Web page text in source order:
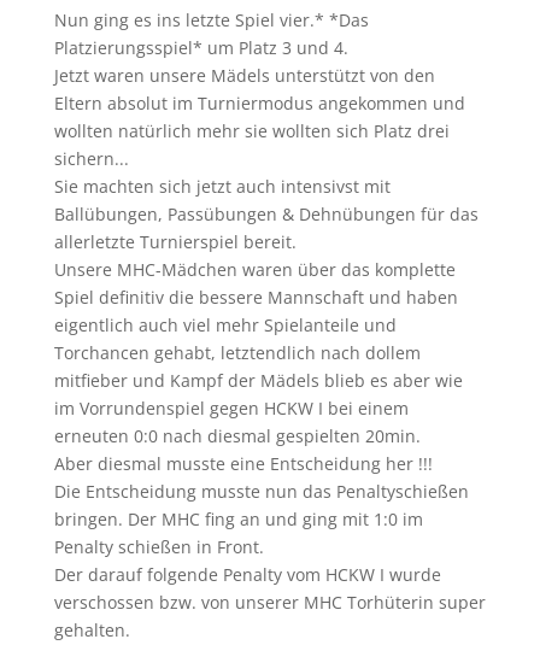
Nun ging es ins letzte Spiel vier.* *Das
Platzierungsspiel* um Platz 3 und 4.
Jetzt waren unsere Mädels unterstützt von den
Eltern absolut im Turniermodus angekommen und
wollten natürlich mehr sie wollten sich Platz drei
sichern...
Sie machten sich jetzt auch intensivst mit
Ballübungen, Passübungen & Dehnübungen für das
allerletzte Turnierspiel bereit.
Unsere MHC-Mädchen waren über das komplette
Spiel definitiv die bessere Mannschaft und haben
eigentlich auch viel mehr Spielanteile und
Torchancen gehabt, letztendlich nach dollem
mitfieber und Kampf der Mädels blieb es aber wie
im Vorrundenspiel gegen HCKW I bei einem
erneuten 0:0 nach diesmal gespielten 20min.
Aber diesmal musste eine Entscheidung her !!!
Die Entscheidung musste nun das Penaltyschießen
bringen. Der MHC fing an und ging mit 1:0 im
Penalty schießen in Front.
Der darauf folgende Penalty vom HCKW I wurde
verschossen bzw. von unserer MHC Torhüterin super
gehalten.